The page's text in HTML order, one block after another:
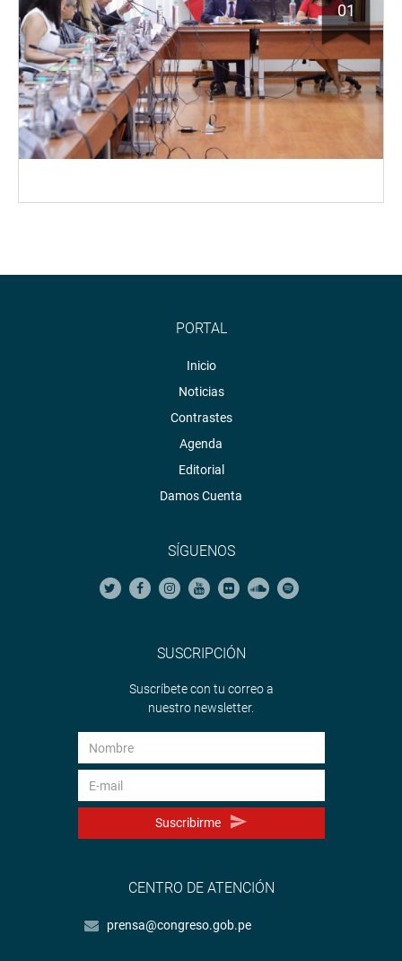
01
PORTAL
Inicio
Noticias
Contrastes
Agenda
Editorial
Damos Cuenta
SÍGUENOS
SUSCRIPCIÓN
Suscríbete con tu correo a
nuestro newsletter.
Suscribirme
CENTRO DE ATENCIÓN
prensa@congreso.gob.pe